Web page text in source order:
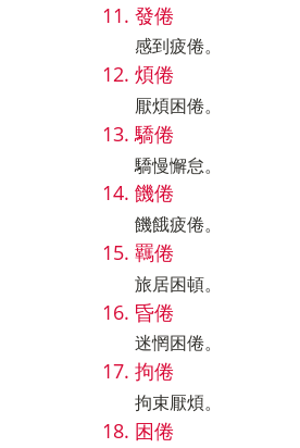
發倦
感到疲倦。
煩倦
厭煩困倦。
驕倦
驕慢懈怠。
饑倦
饑餓疲倦。
羈倦
旅居困頓。
昏倦
迷惘困倦。
拘倦
拘束厭煩。
困倦